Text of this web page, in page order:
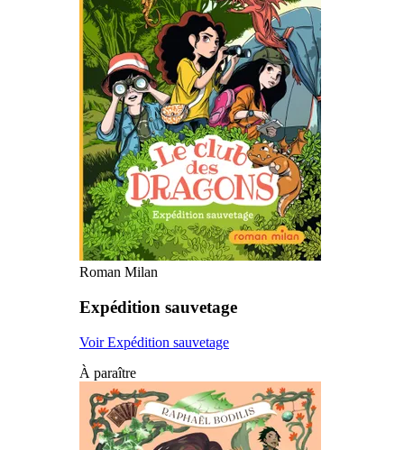
Roman Milan
Expédition sauvetage
Voir Expédition sauvetage
À paraître